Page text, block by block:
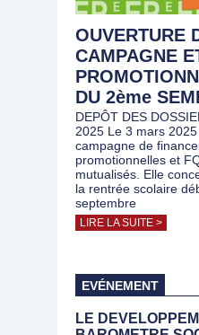
OUVERTURE
CAMPAGNE
DU 2ème
DEPÔT DES
2025 Le 3 mars
campagne de
promotionnelles et
mutualisés. Elle
la rentrée scolaire
septembre
LIRE LA SUITE >
EVÉNEMENT
LE